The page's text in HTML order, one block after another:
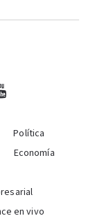
Política
Economía
en vivo